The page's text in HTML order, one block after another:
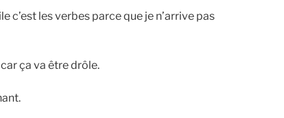
c’est les verbes parce que je n’arrive pas
ça va être drôle.